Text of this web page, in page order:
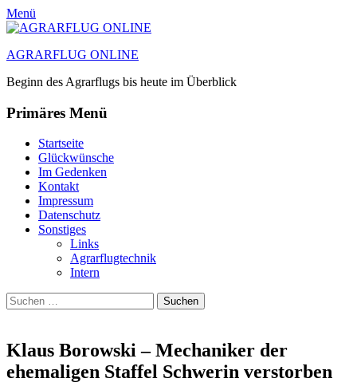
Menü
AGRARFLUG ONLINE
Beginn des Agrarflugs bis heute im Überblick
Primäres Menü
Zum
Inhalt
springen
Startseite
Glückwünsche
Im Gedenken
Kontakt
Impressum
Datenschutz
Sonstiges
Links
Agrarflugtechnik
Intern
Suchen
Suchen
nach:
Klaus Borowski – Mechaniker der
ehemaligen Staffel Schwerin verstorben